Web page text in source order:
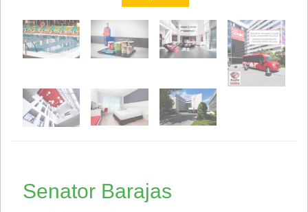
Senator Barajas